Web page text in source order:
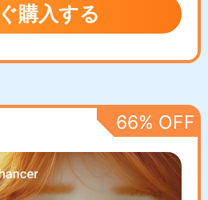
購入する
66% OFF